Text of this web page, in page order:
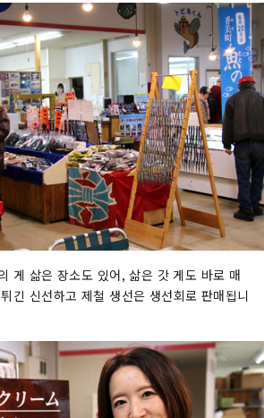
게 삶은 장소도 있어, 삶은 갓 게도 바로 매
긴 신선하고 제철 생선은 생선회로 판매됩니